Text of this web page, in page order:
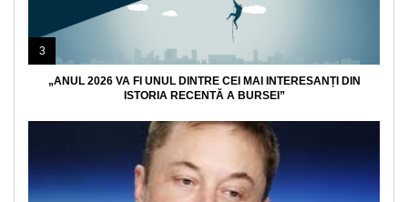
3
„ANUL 2026 VA FI UNUL DINTRE CEI MAI INTERESANȚI DIN
ISTORIA RECENTĂ A BURSEI”